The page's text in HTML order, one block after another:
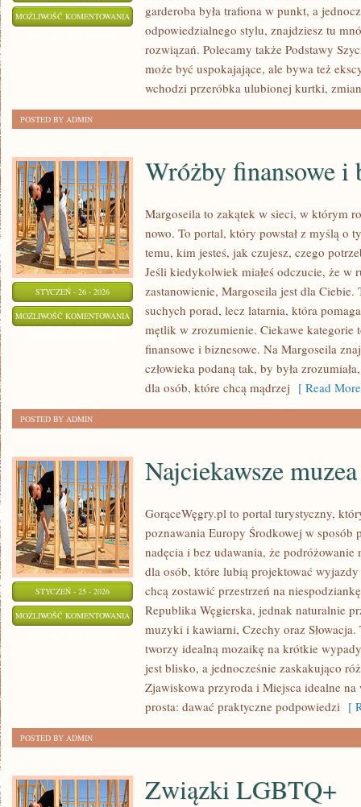
MOŻLIWOŚĆ KOMENTOWANIA MASZYNY
SZYCIA
AKCESORIA
garderoba była trafiona w punkt, a
odpowiedzialnego stylu, znajdziesz tu
rozwiązań. Polecamy także Podstawy
może być uspokajające, ale bywa też
wchodzi przeróbka ulubionej kurtki,
POSTED BY ADMIN
STYCZEŃ - 26 - 2026
MOŻLIWOŚĆ KOMENTOWANIA WRÓŻBY
FINANSOWE
BIZNESOWE
Wróżby finansowe i
Margoseila to zakątek w sieci, w którym
nowo. To portal, który powstał z myślą o
temu, kim jesteś, jak czujesz, czego
Jeśli kiedykolwiek miałeś odczucie, że
zastanowienie, Margoseila jest dla
suchych porad, lecz latarnia, która
mętlik w zrozumienie. Ciekawe kategorie
finansowe i biznesowe. Na Margoseila
człowieka podaną tak, by była
dla osób, które chcą mądrzej [ Read
POSTED BY ADMIN
STYCZEŃ - 25 - 2026
MOŻLIWOŚĆ KOMENTOWANIA NAJCIEKAWSZE
MUZEA
Najciekawsze muzea
GorąceWęgry.pl to portal turystyczny,
poznawania Europy Środkowej w sposób
nadęcia i bez udawania, że podróżowanie
dla osób, które lubią projektować
chcą zostawić przestrzeń na
Republika Węgierska, jednak naturalnie
muzyki i kawiarni, Czechy oraz Słowacja.
tworzy idealną mozaikę na krótkie
jest blisko, a jednocześnie zaskakująco
Zjawiskowa przyroda i Miejsca idealne na
prosta: dawać praktyczne podpowiedzi [
POSTED BY ADMIN
Związki LGBTQ+